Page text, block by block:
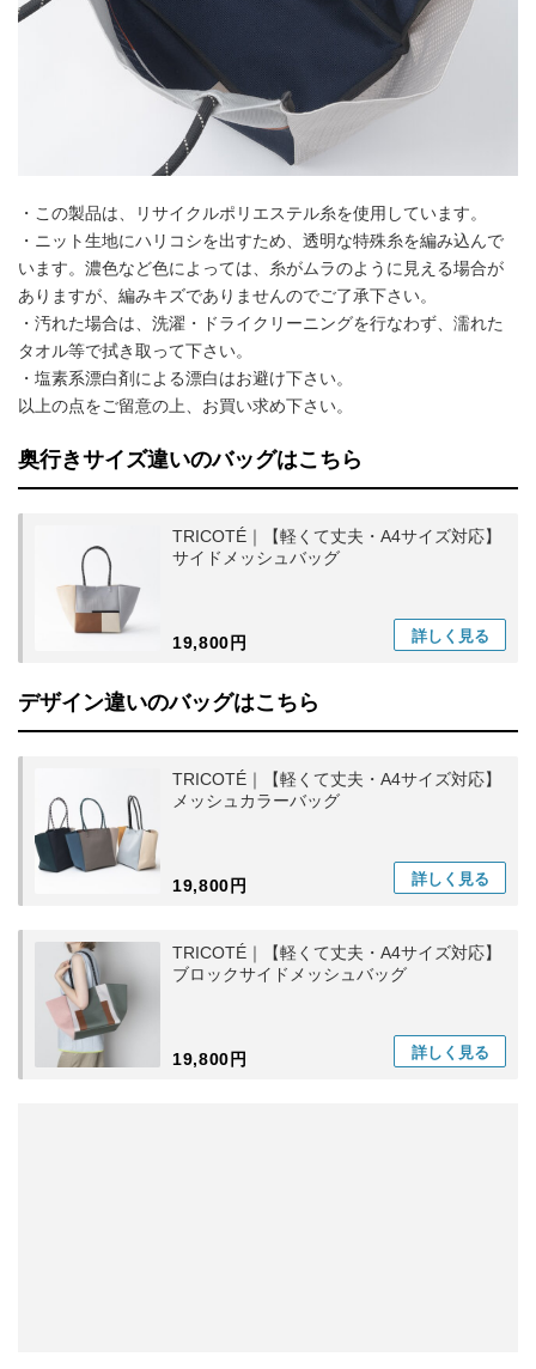
・この製品は、リサイクルポリエステル糸を使用しています。
・ニット生地にハリコシを出すため、透明な特殊糸を編み込んで
います。濃色など色によっては、糸がムラのように見える場合が
ありますが、編みキズでありませんのでご了承下さい。
・汚れた場合は、洗濯・ドライクリーニングを行なわず、濡れた
タオル等で拭き取って下さい。
・塩素系漂白剤による漂白はお避け下さい。
以上の点をご留意の上、お買い求め下さい。
奥行きサイズ違いのバッグはこちら
TRICOTÉ｜【軽くて丈夫・A4サイズ対応】
サイドメッシュバッグ
19,800円 詳しく 見る
デザイン違いのバッグはこちら
TRICOTÉ｜【軽くて丈夫・A4サイズ対応】
メッシュカラーバッグ
19,800円 詳しく 見る
TRICOTÉ｜【軽くて丈夫・A4サイズ対応】
ブロックサイドメッシュバッグ
19,800円 詳しく 見る